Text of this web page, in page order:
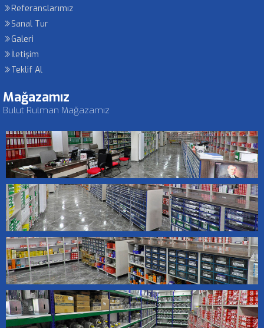
Referanslarımız
Sanal Tur
Galeri
İletişim
Teklif Al
Mağazamız
Bulut Rulman Mağazamız